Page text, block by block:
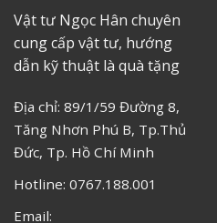
Vật tư Ngọc Hân chuyên
cung cấp vật tư, hướng
dẫn kỹ thuật là quà tặng
Địa chỉ: 89/1/59 Đường 8,
Tăng Nhơn Phú B, Tp.Thủ
Đức, Tp. Hồ Chí Minh
Hotline: 0767.188.001
Email: